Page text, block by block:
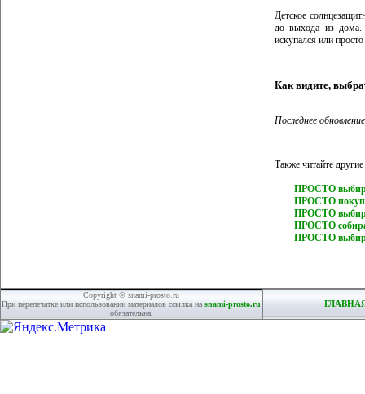
Детское
до выхода из дома.
искупался или
Как видите,
Последнее
Также читайте
ПРОСТО
ПРОСТО
ПРОСТО
ПРОСТО
ПРОСТО
Copyright © snami-prosto.ru
При перепечатке или использовании материалов ссылка на snami-prosto.ru
обязательна.